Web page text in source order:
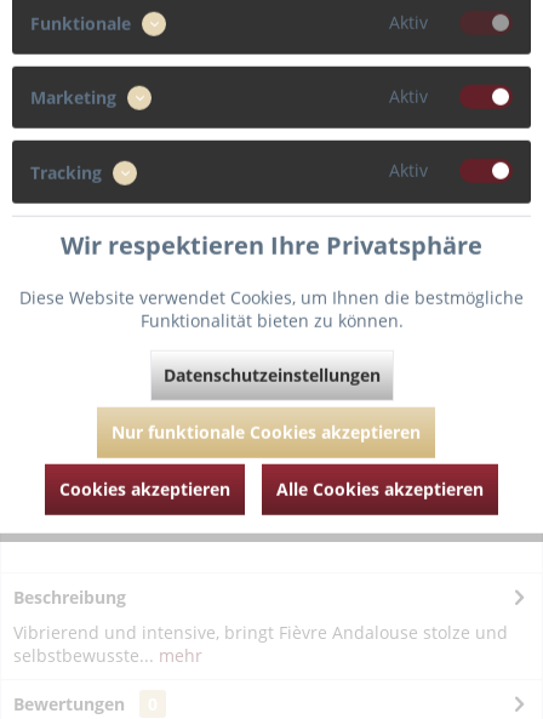
36 42
44
Artikel-Nr.: ABQC20-Schwarz-Rot-40
Beschreibung
Vibrierend und intensive, bringt Fièvre Andalouse stolze und
selbstbewusste... mehr
Bewertungen
Funktionale Aktiv
Marketing Aktiv
Tracking Aktiv
Wir respektieren Ihre Privatsphäre
Diese Website verwendet Cookies, um Ihnen die bestmögliche
Funktionalität bieten zu können.
Datenschutzeinstellungen
Nur funktionale Cookies akzeptieren
Cookies akzeptieren Alle Cookies akzeptieren